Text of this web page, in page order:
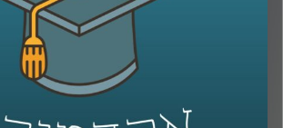
הציבורי בישראל.
AudioVersity